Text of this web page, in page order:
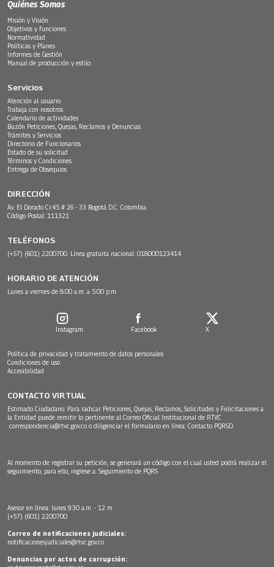
Quiénes Somos
Misión y Visión
Objetivos y funciones
Normatividad
Políticas y Planes
Informes de Gestión
Manual de producción y estilo
Servicios
Atención al usuario
Trabaja con nosotros
Calendario de actividades
Buzón Peticiones, Quejas, Reclamos y Denuncias
Trámites y Servicios
Directorio de Funcionarios
Estado de su solicitud
Términos y Condiciones
Entrega de Obsequios
DIRECCIÓN
Av. El Dorado Cr.45 # 26 - 33 Bogotá D.C. Colombia.
Código Postal: 111321
TELÉFONOS
(+57) (601) 2200700. Línea gratuita nacional: 018000123414
HORARIO DE ATENCIÓN
Lunes a viernes de 8:00 a.m. a 5:00 p.m.
Instagram Facebook X
Política de privacidad y tratamiento de datos personales
Condiciones de uso
Accesibilidad
CONTACTO VIRTUAL
Estimado Ciudadano: Para radicar Peticiones, Quejas, Reclamos, Solicitudes y Felicitaciones a
la Entidad puede remitir lo pertinente al Correo Oficial Institucional de RTVC
correspondencia@rtvc.gov.co o diligenciar el formulario en línea: Contacto PQRSD.
Al momento de registrar su petición, se generará un código con el cual usted podrá realizar el
seguimiento, para ello, ingrese a: Seguimiento de PQRS
Asesor en línea: lunes 9:30 a.m. - 12 m
(+57) (601) 2200700
Correo de notificaciones judiciales:
notificacionesjudiciales@rtvc.gov.co
Denuncias por actos de corrupción: